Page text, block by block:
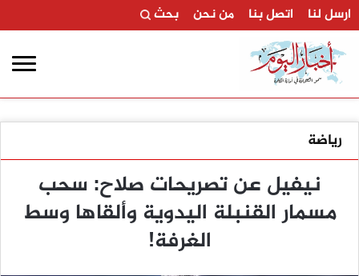
ارسل لنا اتصل بنا من نحن بحث
رياضة
نيفيل عن تصريحات صلاح: سحب
مسمار القنبلة اليدوية وألقاها وسط
الغرفة!